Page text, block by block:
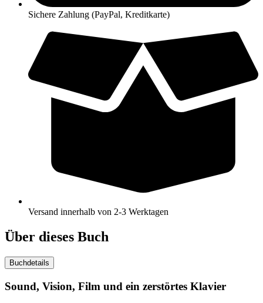
Sichere Zahlung (PayPal, Kreditkarte)
Versand innerhalb von 2-3 Werktagen
Über dieses Buch
Buchdetails
Sound, Vision, Film und ein zerstörtes Klavier